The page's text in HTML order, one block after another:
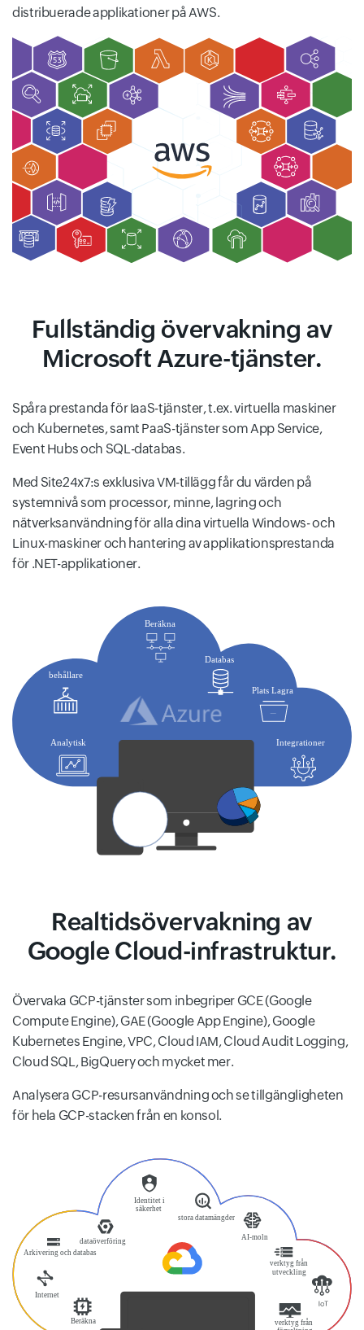
distribuerade applikationer på AWS.
Fullständig övervakning av
Microsoft Azure-tjänster.
Spåra prestanda för IaaS-tjänster, t.ex. virtuella maskiner
och Kubernetes, samt PaaS-tjänster som App Service,
Event Hubs och SQL-databas.
Med Site24x7:s exklusiva VM-tillägg får du värden på
systemnivå som processor, minne, lagring och
nätverksanvändning för alla dina virtuella Windows- och
Linux-maskiner och hantering av applikationsprestanda
för .NET-applikationer.
Realtidsövervakning av
Google Cloud-infrastruktur.
Övervaka GCP-tjänster som inbegriper GCE (Google
Compute Engine), GAE (Google App Engine), Google
Kubernetes Engine, VPC, Cloud IAM, Cloud Audit Logging,
Cloud SQL, BigQuery och mycket mer.
Analysera GCP-resursanvändning och se tillgängligheten
för hela GCP-stacken från en konsol.